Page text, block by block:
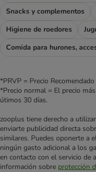
Snacks y complementos
Higiene de roedores
*PRVP = Precio
*Precio normal = El precio
útimos 30 días.
zooplus tiene derecho a
enviarte publicidad directa
similares. Puedes oponerte a
ningún gasto adicional a los
en contacto con el servicio de
información sobre protección